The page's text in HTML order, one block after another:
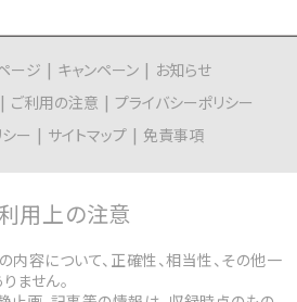
ージ キャンペーン
お知らせ
ご利用の注意
プライバシーポリシー
ー
サイトマップ 免責事項
用上の注意
容について、正確性、相当性、その他一
ません。